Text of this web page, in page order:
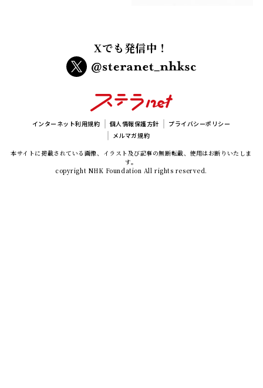
Xでも発信中！
インターネット利用規約 個人情報保護方針
プライバシーポリシー
メルマガ規約
本サイトに掲載されている画像、イラスト及び記事の無断転載、使用はお断りいたしま
す。
copyright NHK Foundation All rights reserved.